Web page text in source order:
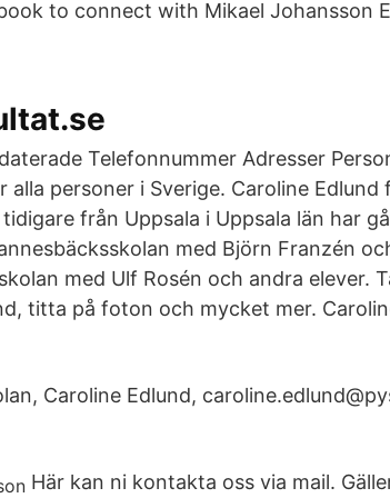
to connect with Mikael Johansson
Telefonnummer Adresser
personer i Sverige. Caroline Edlund
från Uppsala i Uppsala län har
med Björn Franzén
med Ulf Rosén och andra elever.
titta på foton och mycket mer.
Caroline Edlund,
Här kan ni kontakta oss via mail.